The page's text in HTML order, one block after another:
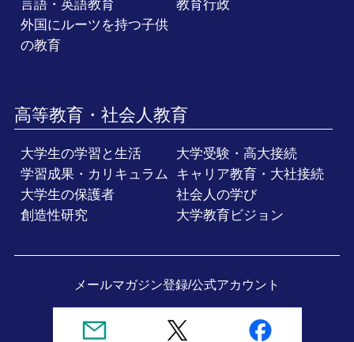
言語・英語教育
教育行政
外国にルーツを持つ子供
の教育
高等教育・社会人教育
大学生の学習と生活
大学受験・高大接続
学習成果・カリキュラム
キャリア教育・大社接続
大学生の保護者
社会人の学び
創造性研究
大学教育ビジョン
メールマガジン登録/公式アカウント